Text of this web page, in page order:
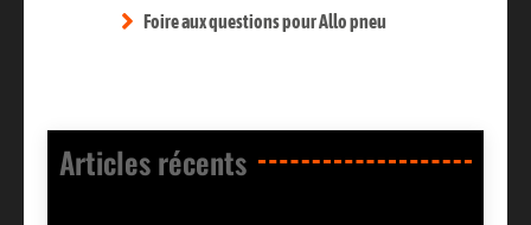
Foire aux questions pour Allo pneu
Articles récents​